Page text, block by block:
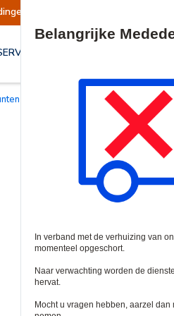
Verzendingen
& OPLOSSINGEN